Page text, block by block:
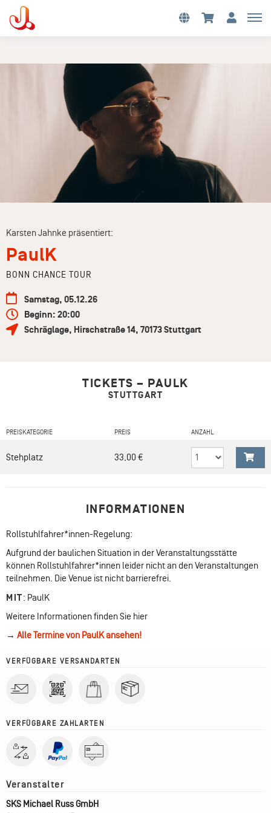
Karsten Jahnke präsentiert:
PaulK
BONN CHANCE TOUR
Samstag, 05.12.26
Beginn: 20:00
Schräglage, Hirschstraße 14, 70173Stuttgart
TICKETS – PAULK
STUTTGART
PREISKATEGORIE PREIS ANZAHL
Stehplatz 33,00 €
INFORMATIONEN
Rollstuhlfahrer*innen-Regelung:
Aufgrund der baulichen Situation in der Veranstaltungsstätte
können Rollstuhlfahrer*innen leider nicht an den Veranstaltungen
teilnehmen. Die Venue ist nicht barrierefrei.
MIT: PaulK
Weitere Informationen finden Sie hier
→ Alle Termine von PaulK ansehen!
VERFÜGBARE VERSANDARTEN
VERFÜGBARE ZAHLARTEN
SKS Michael Russ GmbH